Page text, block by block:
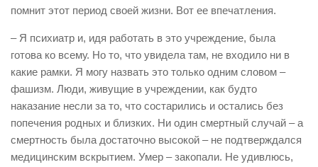
помнит этот период своей жизни. Вот ее впечатления.
– Я психиатр и, идя работать в это учреждение, была
готова ко всему. Но то, что увидела там, не входило ни в
какие рамки. Я могу назвать это только одним словом –
фашизм. Люди, живущие в учреждении, как будто
наказание несли за то, что состарились и остались без
попечения родных и близких. Ни один смертный случай – а
смертность была достаточно высокой – не подтверждался
медицинским вскрытием. Умер – закопали. Не удивлюсь,